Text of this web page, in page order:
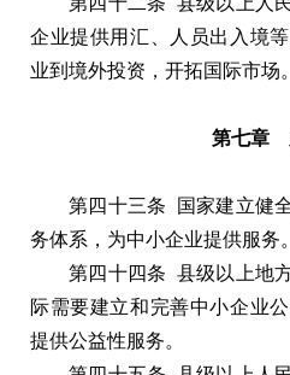
企业提供用汇、人员出入境
业到境外投资，开拓国际市场。
第七章
第四十三条 国家建立健
务体系，为中小企业提供服务。
第四十四条 县级以上地
际需要建立和完善中小企业
提供公益性服务。